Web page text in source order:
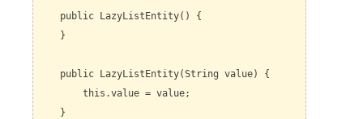
public LazyListEntity() {
}
public LazyListEntity(String value) {
this.value = value;
}